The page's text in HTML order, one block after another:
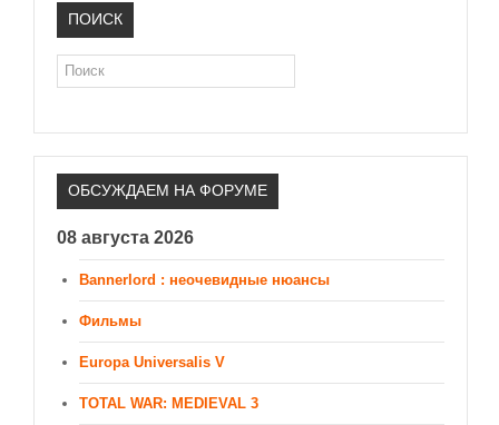
Наше время
Новое время
Средние века
ПОИСК
Поиск
ОБСУЖДАЕМ НА ФОРУМЕ
08 августа 2026
Bannerlord : неочевидные нюансы
Фильмы
Europa Universalis V
TOTAL WAR: MEDIEVAL 3